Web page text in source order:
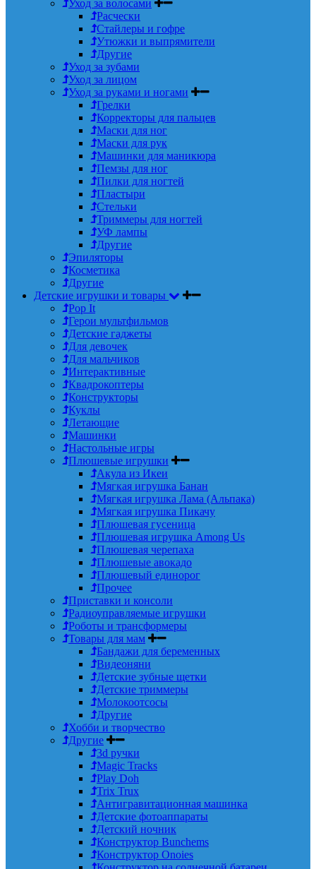
Уход за волосами
Расчески
Стайлеры и гофре
Утюжки и выпрямители
Другие
Уход за зубами
Уход за лицом
Уход за руками и ногами
Грелки
Корректоры для пальцев
Маски для ног
Маски для рук
Машинки для маникюра
Пемзы для ног
Пилки для ногтей
Пластыри
Стельки
Триммеры для ногтей
УФ лампы
Другие
Эпиляторы
Косметика
Другие
Детские игрушки и товары
Pop It
Герои мультфильмов
Детские гаджеты
Для девочек
Для мальчиков
Интерактивные
Квадрокоптеры
Конструкторы
Куклы
Летающие
Машинки
Настольные игры
Плюшевые игрушки
Акула из Икеи
Мягкая игрушка Банан
Мягкая игрушка Лама (Альпака)
Мягкая игрушка Пикачу
Плюшевая гусеница
Плюшевая игрушка Among Us
Плюшевая черепаха
Плюшевые авокадо
Плюшевый единорог
Прочее
Приставки и консоли
Радиоуправляемые игрушки
Роботы и трансформеры
Товары для мам
Бандажи для беременных
Видеоняни
Детские зубные щетки
Детские триммеры
Молокоотсосы
Другие
Хобби и творчество
Другие
3d ручки
Magic Tracks
Play Doh
Trix Trux
Антигравитационная машинка
Детские фотоаппараты
Детский ночник
Конструктор Bunchems
Конструктор Onoies